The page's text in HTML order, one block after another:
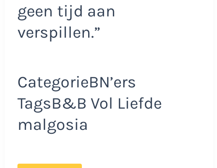
geen tijd aan
verspillen.”
CategorieBN’ers
TagsB&B Vol Liefde
malgosia